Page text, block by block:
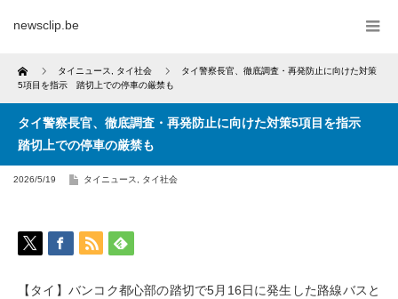
newsclip.be
Home タイニュース タイ社会
タイ警察長官、徹底調査・再発防止に向けた対策
5項目を指示 踏切上での停車の厳禁も
タイ警察長官、徹底調査・再発防止に向けた対策5項目を指示
踏切上での停車の厳禁も
2026/5/19 タイニュース タイ社会
【タイ】バンコク都心部の踏切で5月16日に発生した路線バスと